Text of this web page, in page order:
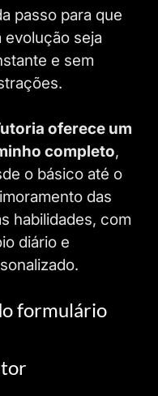
passo para que
evolução seja
e sem
oferece um
completo,
o básico até o
das
habilidades, com
diário e
formulário